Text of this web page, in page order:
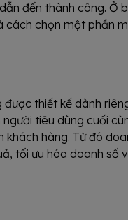
đến thành công. Ở
cách chọn một phần
được thiết kế dành
tiêu dùng cuối
hàng. Từ đó
tối ưu hóa doanh số